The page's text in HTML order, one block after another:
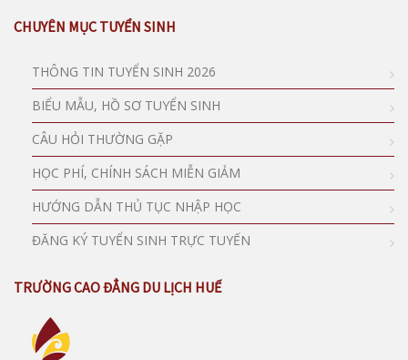
CHUYÊN MỤC TUYỂN SINH
THÔNG TIN TUYỂN SINH 2026
BIỂU MẪU, HỒ SƠ TUYỂN SINH
CÂU HỎI THƯỜNG GẶP
HỌC PHÍ, CHÍNH SÁCH MIỄN GIẢM
HƯỚNG DẪN THỦ TỤC NHẬP HỌC
ĐĂNG KÝ TUYỂN SINH TRỰC TUYẾN
TRƯỜNG CAO ĐẲNG DU LỊCH HUẾ